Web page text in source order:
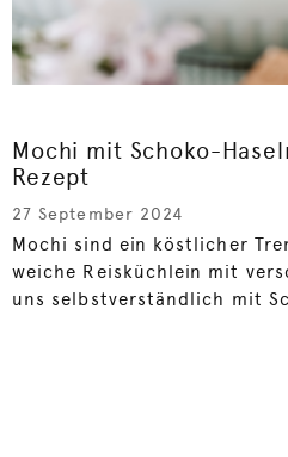
Mochi mit Schoko-
Rezept
27 September 2024
Mochi sind ein köstlicher
weiche Reisküchlein mit
uns selbstverständlich mit